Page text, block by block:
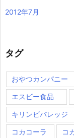
2012年7月
タグ
おやつカンパニー
エスビー食品
キリンビバレッジ
コカコーラ コ